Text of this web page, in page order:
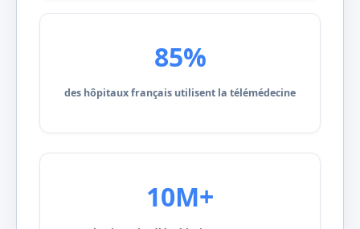
85%
des hôpitaux français utilisent la télémédecine
10M+